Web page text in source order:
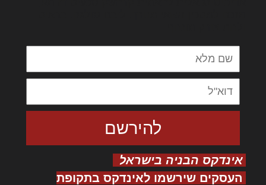
אינדקס הבניה בישראל
העסקים שירשמו לאינדקס בתקופת